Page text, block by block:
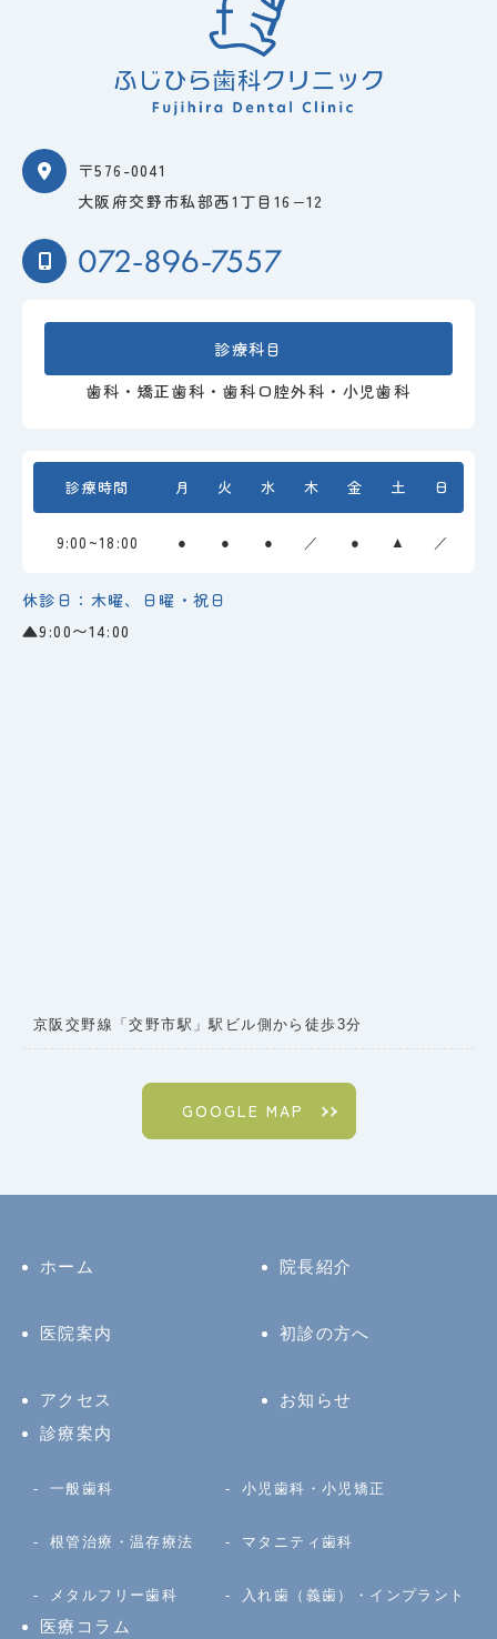
〒576-0041
大阪府交野市私部西1丁目16−12
072-896-7557
診療科目
歯科・矯正歯科・歯科口腔外科・小児歯科
診療時間 月 火 水 木 金 土 日
9:00~18:00 ● ● ● ／ ● ▲ ／
休診日：木曜、日曜・祝日
▲9:00〜14:00
京阪交野線「交野市駅」駅ビル側から徒歩3分
GOOGLE MAP
ホーム 院長紹介
医院案内 初診の方へ
アクセス
お知らせ
診療案内
一般歯科 小児歯科・小児矯正
根管治療・温存療法 マタニティ歯科
メタルフリー歯科 入れ歯（義歯）・インプラント
医療コラム